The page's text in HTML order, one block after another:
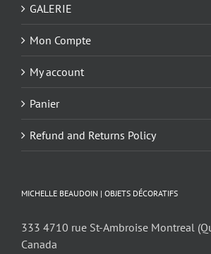
GALERIE
Mon Compte
My account
Panier
Refund and Returns Policy
MICHELLE BEAUDOIN | OBJETS DÉCORATIFS
333 4710 rue St-Ambroise Montreal
Canada